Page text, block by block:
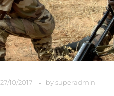
27/10/2017 by superadmin